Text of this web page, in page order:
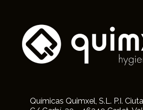
Químicas Quimxel, S.L. P.I.